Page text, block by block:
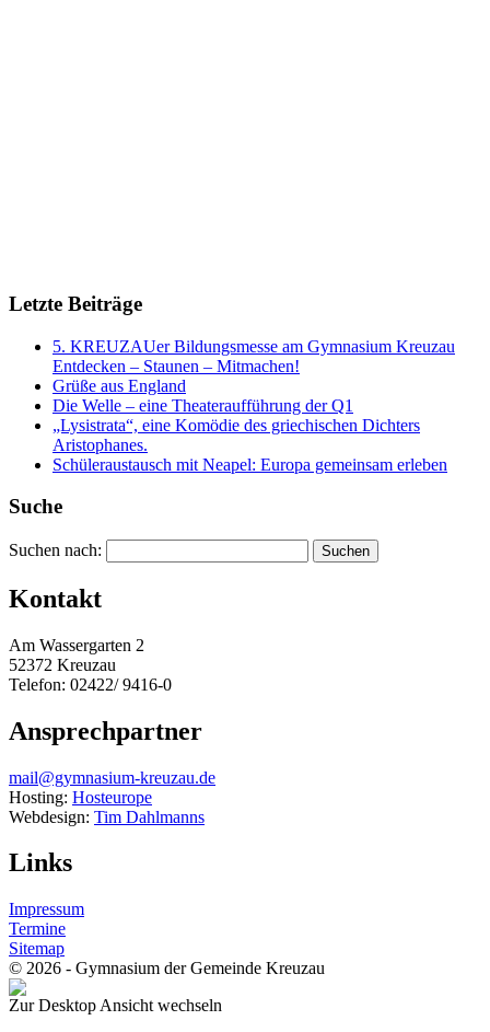
Letzte Beiträge
5. KREUZAUer Bildungsmesse am Gymnasium Kreuzau
Entdecken – Staunen – Mitmachen!
Grüße aus England
Die Welle – eine Theateraufführung der Q1
„Lysistrata“, eine Komödie des griechischen Dichters
Aristophanes.
Schüleraustausch mit Neapel: Europa gemeinsam erleben
Suche
Suchen nach:
Kontakt
Am Wassergarten 2
52372 Kreuzau
Telefon: 02422/ 9416-0
Ansprechpartner
mail@gymnasium-kreuzau.de
Hosting: Hosteurope
Webdesign: Tim Dahlmanns
Links
Impressum
Termine
Sitemap
© 2026 - Gymnasium der Gemeinde Kreuzau
Zur Desktop Ansicht wechseln